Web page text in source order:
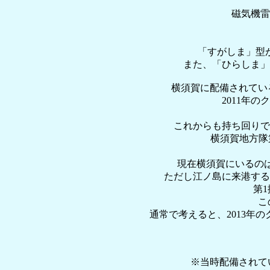
磁気機
「すがしま」
また、「ひらしま
横須賀に配備されて
2011年の
これからも持ち回り
横須賀地方
現在横須賀にいるの
ただし江ノ島に来港す
第1
通常で考えると、2013年
※当時配備されて